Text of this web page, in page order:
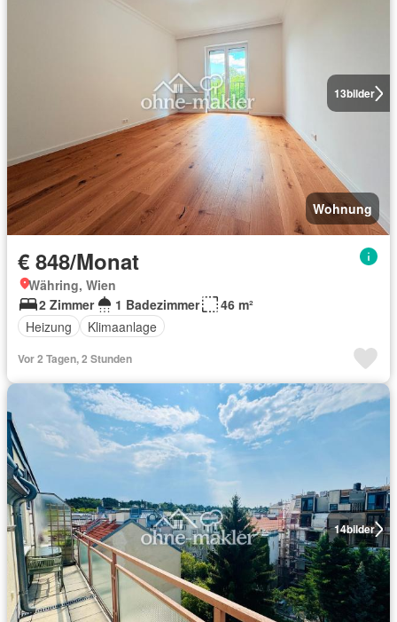
13bilder
Wohnung
€ 848/Monat
Währing, Wien
2 Zimmer
1 Badezimmer
46 m²
Heizung
Klimaanlage
Vor 2 Tagen, 2 Stunden
14bilder